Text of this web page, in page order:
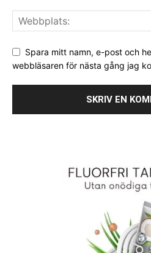
Spara mitt namn, e-post och
webbläsaren för nästa gång jag